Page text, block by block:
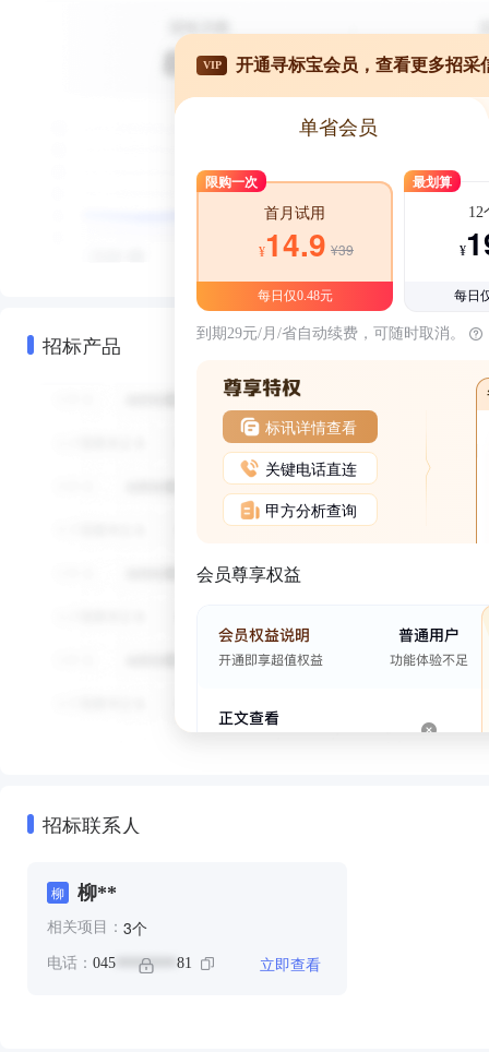
招标产品
VIP 开通寻标宝会员，查看更多招采
单省会员
限购一次
首月试用
¥14.9 ¥39
每日仅0.48元
最划算
12
¥
每日
到期29元/月/省自动续费，可随时取消。
标讯详情查看
关键电话直连
甲方分析查询
会员尊享权益
招标联系人
柳 柳**
相关项目： 3个
电话： 045 ******** 81 立即查看